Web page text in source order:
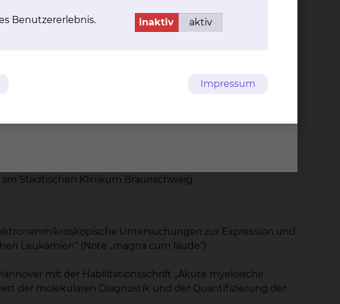
Hämostaseologie, Onkologie, und Stammzelltransplantation
Health Management
durch die Landesärztekammer Niedersachsen
Städtischen Klinikum Braunschweig
Untersuchungen zur Expression und
Leukämien“ (Note „magna cum laude“)
mit der Habilitationsschrift „Akute myeloische
der molekularen Diagnostik und der Quantifizierung der
Benutzererlebnis. inaktiv aktiv
Impressum